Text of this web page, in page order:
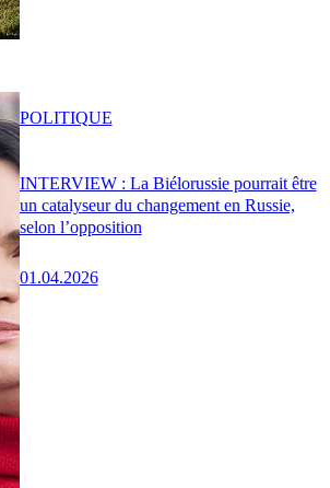
INTERVIEW : La Biélorussie pourrait être
un catalyseur du changement en Russie,
selon l’opposition
01.04.2026
POLITIQUE